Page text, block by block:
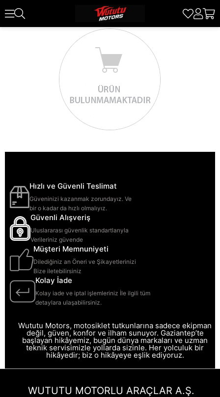
Hızlı ve Güvenli Teslimat
Güveninizi kazanmak zorundayız. Ve
bir o kadar da hızlı olmalıyız.
Güvenli Alışveriş
Uluslararası güvenlik standartlarıyla
Verileriniz güvende
Müşteri Memnuniyeti
Dilediğiniz an Öneri ve Şikayetlerinizi
Bize iletebilirsiniz
Kolay İade
Kolay iade ve iptal işlemleriniz İle ilgili tüm
detaylara ulaşabilirsiniz.
Wututu Motors, motosiklet tutkunlarına sadece ekipman
değil, güven, konfor ve ilham sunuyor. Gaziantep’te
başlayan hikâyemiz, bugün dünya markaları ve uzman
teknik servisimizle yollarda sizinle. Her yolculuk bir
hikâyedir; biz o hikâyeye eşlik ediyoruz.
WUTUTU MOTORLU ARAÇLAR A.Ş.